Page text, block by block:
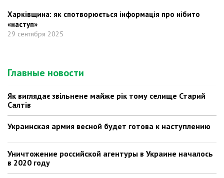
Харківщина: як спотворюється інформація про нібито
«наступ»
29 сентября 2025
Главные новости
Як виглядає звільнене майже рік тому селище Старий
Салтів
Украинская армия весной будет готова к наступлению
Уничтожение российской агентуры в Украине началось
в 2020 году